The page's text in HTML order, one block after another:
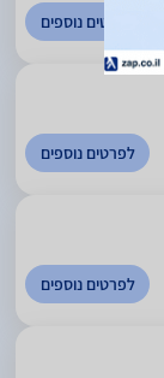
לפרטים נוספים
לפרטים נוספים
לפרטים נוספים